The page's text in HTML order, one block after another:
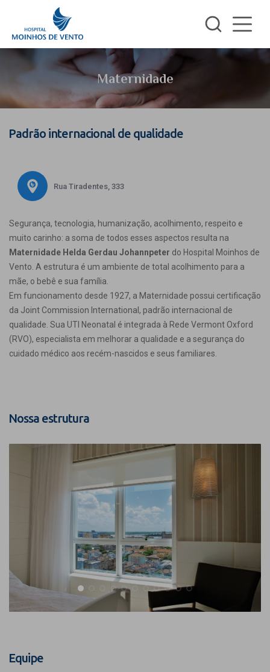
Maternidade
Padrão internacional de qualidade
Rua Tiradentes, 333
Segurança, tecnologia, humanização, acolhimento, respeito e
muito carinho: a soma de todos esses aspectos resulta na
Maternidade Helda Gerdau Johannpeter do Hospital Moinhos de
Vento. A estrutura é um ambiente de total acolhimento para a
mãe, o bebê e sua família.
Em funcionamento desde 1927, a Maternidade possui certificação
da Joint Commission International, padrão internacional de
qualidade. Sua UTI Neonatal é integrada à Rede Vermont Oxford
(RVO), especialista em melhorar a qualidade e a segurança do
cuidado médico aos recém-nascidos e seus familiares.
Nossa estrutura
Equipe